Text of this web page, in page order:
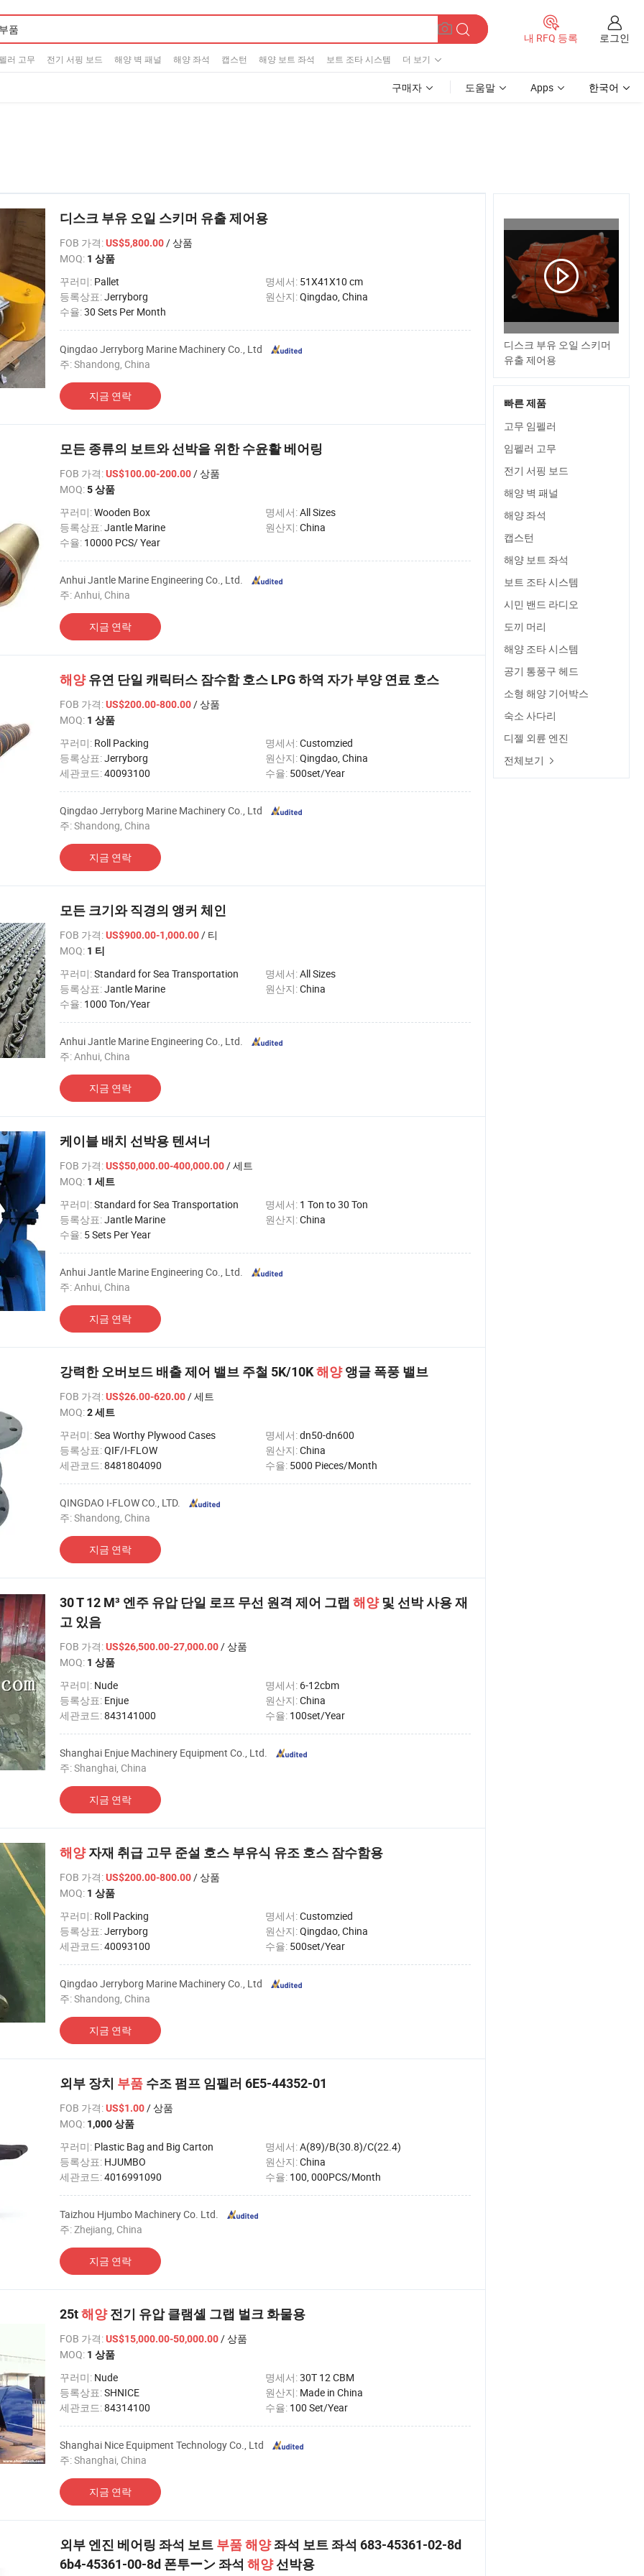
러 고무 전기 서핑 보드 해양 벽 패널 해양 좌석 캡스턴 해양 보트 좌석 보트 조타 시스템 더 보기
내 RFQ 등록 로그인
구매자 도움말 Apps 한국어
디스크 부유 오일 스키머 유출 제어용
FOB 가격:US$5,800.00/ 상품
MOQ: 1 상품
꾸러미: Pallet 명세서: 51X41X10 cm
등록상표:Jerryborg 원산지:Qingdao, China
수율:30 Sets Per Month
Qingdao Jerryborg Marine Machinery Co., Ltd
주: Shandong, China
지금 연락
모든 종류의 보트와 선박을 위한 수윤활 베어링
FOB 가격:US$100.00-200.00/ 상품
MOQ:5 상품
꾸러미:Wooden Box 명세서:All Sizes
등록상표:Jantle Marine 원산지:China
수율: 10000 PCS/ Year
Anhui Jantle Marine Engineering Co., Ltd.
주: Anhui, China
지금 연락
해양유연 단일 캐릭터스 잠수함 호스 LPG 하역 자가 부양 연료 호스
FOB 가격:US$200.00-800.00/ 상품
MOQ: 1 상품
꾸러미: Roll Packing 명세서:Customzied
등록상표:Jerryborg 원산지:Qingdao, China
세관코드:40093100 수율: 500set/Year
Qingdao Jerryborg Marine Machinery Co., Ltd
주: Shandong, China
지금 연락
모든 크기와 직경의 앵커 체인
FOB 가격:US$900.00-1,000.00/ 티
MOQ: 1 티
꾸러미:Standard for Sea Transportation 명세서:All Sizes
등록상표:Jantle Marine 원산지:China
수율: 1000 Ton/Year
Anhui Jantle Marine Engineering Co., Ltd.
주: Anhui, China
지금 연락
케이블 배치 선박용 텐셔너
FOB 가격:US$50,000.00-400,000.00/ 세트
MOQ: 1 세트
꾸러미:Standard for Sea Transportation 명세서: 1 Ton to 30 Ton
등록상표:Jantle Marine 원산지:China
수율: 5 Sets Per Year
Anhui Jantle Marine Engineering Co., Ltd.
주: Anhui, China
지금 연락
강력한 오버보드 배출 제어 밸브 주철 5K/10K해양앵글 폭풍 밸브
FOB 가격:US$26.00-620.00/ 세트
MOQ:2 세트
꾸러미:Sea Worthy Plywood Cases 명세서:dn50-dn600
등록상표:QIF/I-FLOW 원산지:China
세관코드:8481804090 수율: 5000 Pieces/Month
QINGDAO I-FLOW CO., LTD.
주: Shandong, China
지금 연락
30 T 12 M³ 엔주 유압 단일 로프 무선 원격 제어 그랩 해양및 선박 사용 재
고 있음
FOB 가격:US$26,500.00-27,000.00/ 상품
MOQ: 1 상품
꾸러미: Nude 명세서: 6-12cbm
등록상표: Enjue 원산지:China
세관코드:843141000 수율: 100set/Year
Shanghai Enjue Machinery Equipment Co., Ltd.
주: Shanghai, China
지금 연락
해양자재 취급 고무 준설 호스 부유식 유조 호스 잠수함용
FOB 가격:US$200.00-800.00/ 상품
MOQ: 1 상품
꾸러미: Roll Packing 명세서:Customzied
등록상표:Jerryborg 원산지:Qingdao, China
세관코드:40093100 수율: 500set/Year
Qingdao Jerryborg Marine Machinery Co., Ltd
주: Shandong, China
지금 연락
외부 장치 부품 수조 펌프 임펠러 6E5-44352-01
FOB 가격:US$1.00/ 상품
MOQ: 1,000 상품
꾸러미: Plastic Bag and Big Carton 명세서:A(89)/B(30.8)/C(22.4)
등록상표: HJUMBO 원산지:China
세관코드:4016991090 수율: 100, 000PCS/Month
Taizhou Hjumbo Machinery Co. Ltd.
주: Zhejiang, China
지금 연락
25t해양전기 유압 클램셸 그랩 벌크 화물용
FOB 가격:US$15,000.00-50,000.00/ 상품
MOQ: 1 상품
꾸러미: Nude 명세서:30T 12 CBM
등록상표:SHNICE 원산지: Made in China
세관코드:84314100 수율: 100 Set/Year
Shanghai Nice Equipment Technology Co., Ltd
주: Shanghai, China
지금 연락
외부 엔진 베어링 좌석 보트 부품해양좌석 보트 좌석 683-45361-02-8d
6b4-45361-00-8d 폰투ーン 좌석 해양선박용
디스크 부유 오일 스키머
유출 제어용
빠른 제품
고무 임펠러
임펠러 고무
전기 서핑 보드
해양 벽 패널
해양 좌석
캡스턴
해양 보트 좌석
보트 조타 시스템
시민 밴드 라디오
도끼 머리
해양 조타 시스템
공기 통풍구 헤드
소형 해양 기어박스
숙소 사다리
디젤 외륜 엔진
전체보기